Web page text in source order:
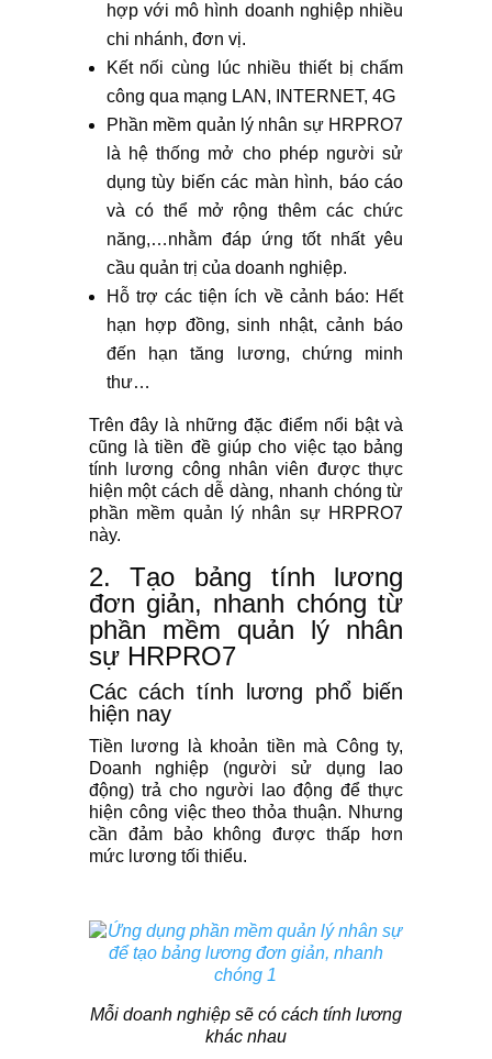
hợp với mô hình doanh nghiệp nhiều
chi nhánh, đơn vị.
Kết nối cùng lúc nhiều thiết bị chấm
công qua mạng LAN, INTERNET, 4G
Phần mềm quản lý nhân sự HRPRO7
là hệ thống mở cho phép người sử
dụng tùy biến các màn hình, báo cáo
và có thể mở rộng thêm các chức
năng,…nhằm đáp ứng tốt nhất yêu
cầu quản trị của doanh nghiệp.
Hỗ trợ các tiện ích về cảnh báo: Hết
hạn hợp đồng, sinh nhật, cảnh báo
đến hạn tăng lương, chứng minh
thư…
Trên đây là những đặc điểm nổi bật và
cũng là tiền đề giúp cho việc tạo bảng
tính lương công nhân viên được thực
hiện một cách dễ dàng, nhanh chóng từ
phần mềm quản lý nhân sự HRPRO7
này.
2. Tạo bảng tính lương
đơn giản, nhanh chóng từ
phần mềm quản lý nhân
sự HRPRO7
Các cách tính lương phổ biến
hiện nay
Tiền lương là khoản tiền mà Công ty,
Doanh nghiệp (người sử dụng lao
động) trả cho người lao động để thực
hiện công việc theo thỏa thuận. Nhưng
cần đảm bảo không được thấp hơn
mức lương tối thiểu.
Mỗi doanh nghiệp sẽ có cách tính lương
khác nhau